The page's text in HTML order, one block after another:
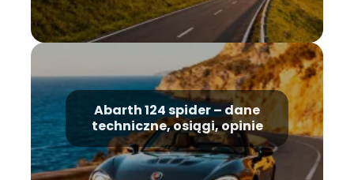
Abarth 124 spider – dane
techniczne, osiągi, opinie